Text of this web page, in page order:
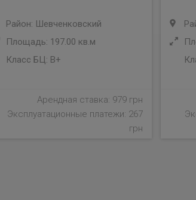
Район: Шевченковский
Площадь: 197.00 кв.м
Класс БЦ: B+
Арендная ставка: 979 грн
Эксплуатационные платежи: 267
грн